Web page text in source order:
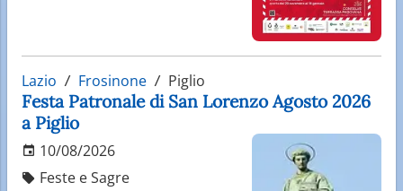
Lazio Frosinone Piglio
Festa Patronale di San Lorenzo Agosto 2026
a Piglio
10/08/2026
Feste e Sagre